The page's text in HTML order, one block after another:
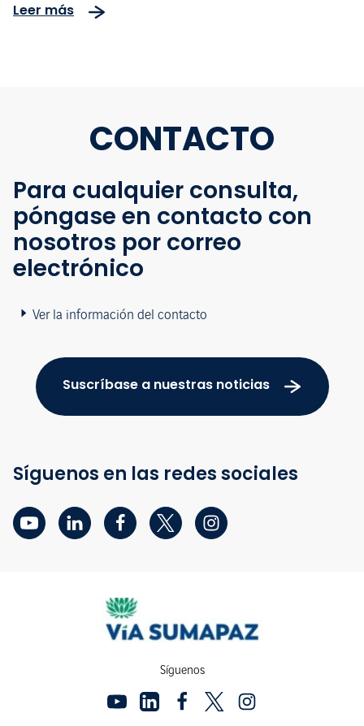
Leer más
CONTACTO
Para cualquier consulta,
póngase en contacto con
nosotros por correo
electrónico
Ver la información del contacto
Suscríbase a nuestras noticias
Síguenos en las redes sociales
Síguenos